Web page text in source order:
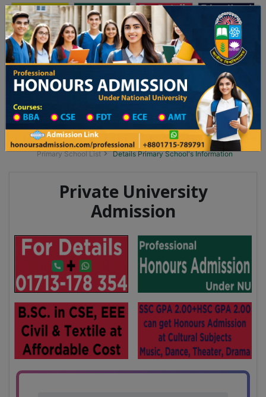
Toggle navigation অনার্স ভর্তি প্রফেশনাল অনার্স
Updates
২৬ শিক্ষাবর্ষের ১ম বর্ষের ভর্তি আবেদন বিজ্ঞপ্তি ঢাকা বিশ্ববিদ্যালয় ২০২৫-২৬ শিক্ষাবর্ষে
Division List
Primary School District Wise
Primary School in গোবিন্দগঞ্জ
Primary School List
Details Primary School's Information
Private University
Admission